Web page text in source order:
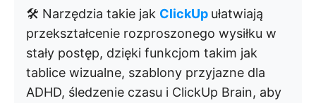
🛠️ Narzędzia takie jak ClickUp ułatwiają
przekształcenie rozproszonego wysiłku w
stały postęp, dzięki funkcjom takim jak
tablice wizualne, szablony przyjazne dla
ADHD, śledzenie czasu i ClickUp Brain, aby